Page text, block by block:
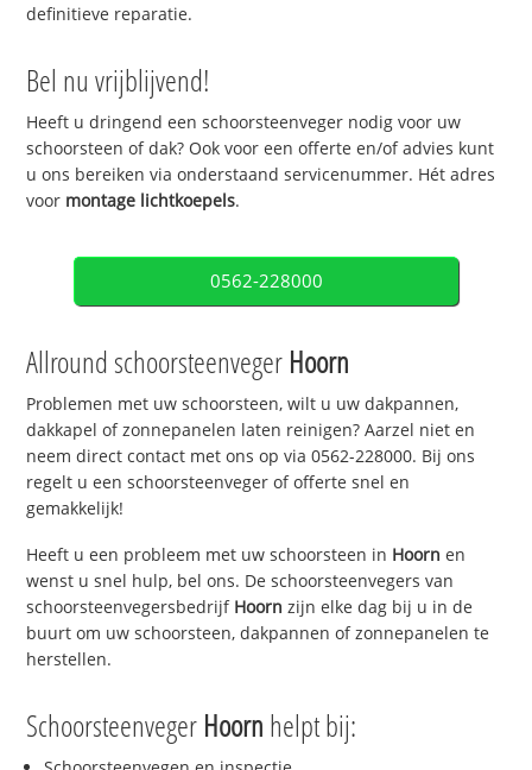
definitieve reparatie.
Bel nu vrijblijvend!
Heeft u dringend een schoorsteenveger nodig voor uw
schoorsteen of dak? Ook voor een offerte en/of advies kunt
u ons bereiken via onderstaand servicenummer. Hét adres
voor montage lichtkoepels.
0562-228000
Allround schoorsteenveger Hoorn
Problemen met uw schoorsteen, wilt u uw dakpannen,
dakkapel of zonnepanelen laten reinigen? Aarzel niet en
neem direct contact met ons op via 0562-228000. Bij ons
regelt u een schoorsteenveger of offerte snel en
gemakkelijk!
Heeft u een probleem met uw schoorsteen in Hoorn en
wenst u snel hulp, bel ons. De schoorsteenvegers van
schoorsteenvegersbedrijf Hoorn zijn elke dag bij u in de
buurt om uw schoorsteen, dakpannen of zonnepanelen te
herstellen.
Schoorsteenveger Hoorn helpt bij: